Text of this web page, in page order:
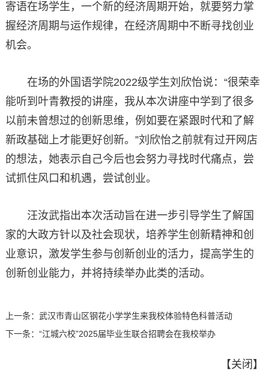
寄语在场学生，一个新的经济周期开始，就要努力掌
握经济周期与运作规律，在经济周期中不断寻找创业
机会。
在场的外国语学院2022级学生刘欣怡说：“很荣幸
能听到叶青教授的讲座，我从本次讲座中学到了很多
以前未曾想过的创新思维，例如要在紧跟时代和了解
新政基础上才能更好创新。”刘欣怡之前就有过开网店
的想法，她表示自己今后也会努力寻找时代痛点，尝
试抓住风口和机遇，尝试创业。
汪汝武指出本次活动旨在进一步引导学生了解国
家的大政方针以及社会现状，培养学生创新精神和创
业意识，激发学生参与创新创业的活力，提高学生的
创新创业能力，并将持续举办此类的活动。
上一条： 武汉市青山区钢花小学学生来我校体验特色科普活动
下一条： ​“江城六校”2025届毕业生联合招聘会在我校举办
【关闭 】